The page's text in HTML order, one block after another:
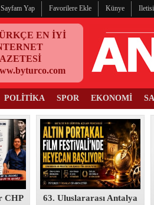
Yap Favorilere Ekle Künye
EN İYİ
POLİTİKA SPOR EKONOMİ
CHP
63. Uluslararası Antalya